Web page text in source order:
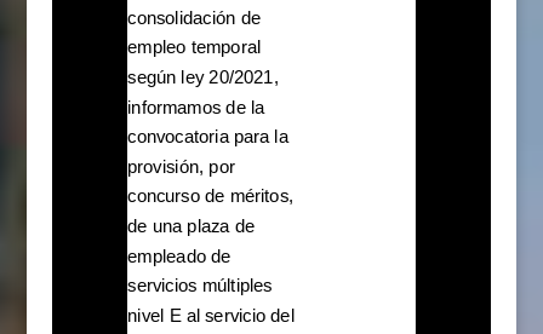
consolidación de
empleo temporal
según ley 20/2021,
informamos de la
convocatoria para la
provisión, por
concurso de méritos,
de una plaza de
empleado de
servicios múltiples
nivel E al servicio del